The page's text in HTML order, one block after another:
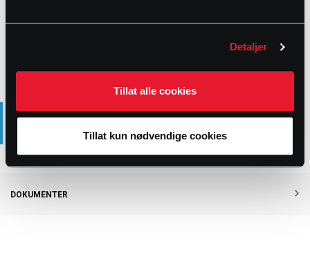
Detaljer
Tillat alle cookies
Tillat kun nødvendige cookies
DOKUMENTER